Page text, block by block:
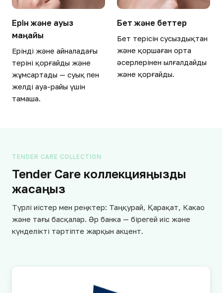
Ерін және ауыз
маңайы
Ерінді және айналадағы
теріні қорғайды және
жұмсартады — суық пен
желді ауа-райы үшін
тамаша.
Бет және беттер
Бет терісін сусыздықтан
және қоршаған орта
әсерлерінен ылғалдайды
және қорғайды.
TENDER CARE COLLECTION
Tender Care коллекцияңызды
жасаңыз
Түрлі иістер мен реңктер: Таңқурай, Қарақат, Какао
және тағы басқалар. Әр банка — бірегей иіс және
күнделікті тәртіпте жарқын акцент.